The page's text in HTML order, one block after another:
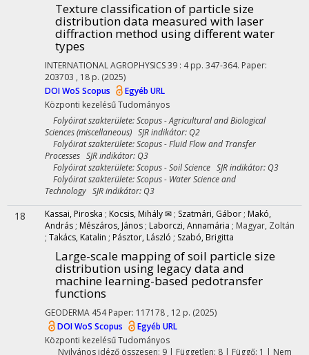
Texture classification of particle size
distribution data measured with laser
diffraction method using different water
types
INTERNATIONAL AGROPHYSICS39 : 4 pp. 347-364. Paper:
203703 , 18 p. (2025)
DOIWoS Scopus
Egyéb URL
Központi kezelésűTudományos
Folyóirat szakterülete: Scopus - Agricultural and Biological
Sciences (miscellaneous) SJR indikátor: Q2
Folyóirat szakterülete: Scopus - Fluid Flow and Transfer
Processes SJR indikátor: Q3
Folyóirat szakterülete: Scopus - Soil Science SJR indikátor: Q3
Folyóirat szakterülete: Scopus - Water Science and
Technology SJR indikátor: Q3
18 Kassai, Piroska ; Kocsis, Mihály ✉ ; Szatmári, Gábor ; Makó,
András ; Mészáros, János ; Laborczi, Annamária ; Magyar, Zoltán
; Takács, Katalin ; Pásztor, László ; Szabó, Brigitta
Large-scale mapping of soil particle size
distribution using legacy data and
machine learning-based pedotransfer
functions
GEODERMA 454 Paper: 117178 , 12 p. (2025)
DOIWoS Scopus
Egyéb URL
Központi kezelésűTudományos
Nyilvános idéző összesen: 9| Független: 8 | Függő: 1 | Nem